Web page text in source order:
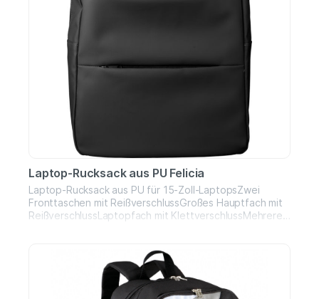
Laptop-Rucksack aus PU Felicia
Laptop-Rucksack aus PU für 15-Zoll-LaptopsZwei
Fronttaschen mit ReißverschlussGroßes Hauptfach mit
ReißverschlussLaptopfach mit KlettverschlussMehrere
SchultergurteWasserabweisend